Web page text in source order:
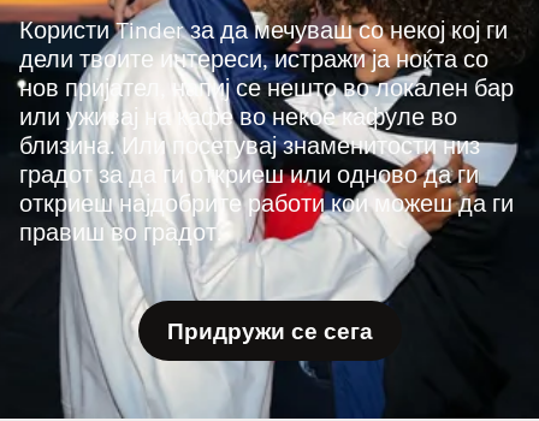
Користи Tinder за да мечуваш со некој кој ги
дели твоите интереси, истражи ја ноќта со
нов пријател, напиј се нешто во локален бар
или уживај на кафе во некое кафуле во
близина. Или посетувај знаменитости низ
градот за да ги откриеш или одново да ги
откриеш најдобрите работи кои можеш да ги
правиш во градот.
Придружи се сега